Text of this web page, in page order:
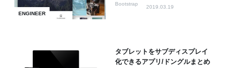
ENGINEER
Bootstrap
2019.03.19
タブレットをサブディスプレイ
化できるアプリ/ドングルまとめ